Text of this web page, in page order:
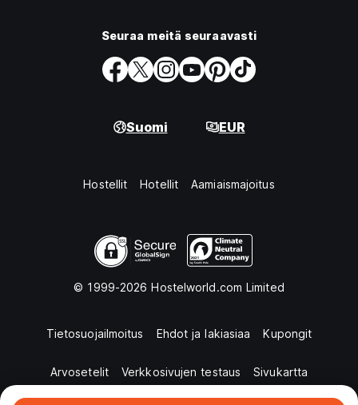
Seuraa meitä seuraavasti
Suomi EUR
Hostellit Hotellit Aamiaismajoitus
© 1999-2026 Hostelworld.com Limited
Tietosuojailmoitus Ehdot ja lakiasiaa Kupongit
Arvosetelit Verkkosivujen testaus Sivukartta